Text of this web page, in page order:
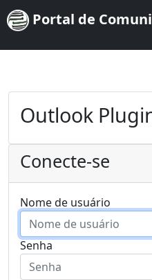
Portal de
Outlook
Conecte-se
Nome de usuário
Senha